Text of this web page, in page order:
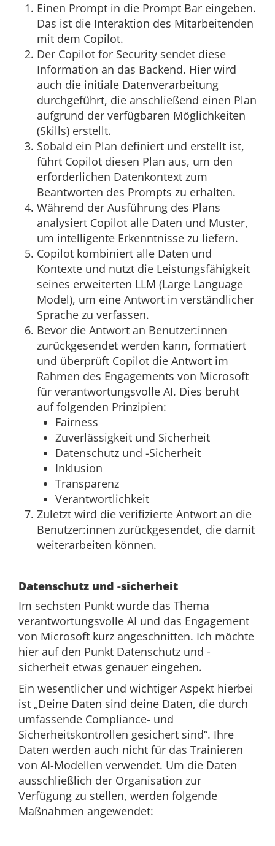
Einen Prompt in die Prompt Bar eingeben.
Das ist die Interaktion des Mitarbeitenden
mit dem Copilot.
Der Copilot for Security sendet diese
Information an das Backend. Hier wird
auch die initiale Datenverarbeitung
durchgeführt, die anschließend einen Plan
aufgrund der verfügbaren Möglichkeiten
(Skills) erstellt.
Sobald ein Plan definiert und erstellt ist,
führt Copilot diesen Plan aus, um den
erforderlichen Datenkontext zum
Beantworten des Prompts zu erhalten.
Während der Ausführung des Plans
analysiert Copilot alle Daten und Muster,
um intelligente Erkenntnisse zu liefern.
Copilot kombiniert alle Daten und
Kontexte und nutzt die Leistungsfähigkeit
seines erweiterten LLM (Large Language
Model), um eine Antwort in verständlicher
Sprache zu verfassen.
Bevor die Antwort an Benutzer:innen
zurückgesendet werden kann, formatiert
und überprüft Copilot die Antwort im
Rahmen des Engagements von Microsoft
für verantwortungsvolle AI. Dies beruht
auf folgenden Prinzipien:
Fairness
Zuverlässigkeit und Sicherheit
Datenschutz und -Sicherheit
Inklusion
Transparenz
Verantwortlichkeit
Zuletzt wird die verifizierte Antwort an die
Benutzer:innen zurückgesendet, die damit
weiterarbeiten können.
Datenschutz und -sicherheit
Im sechsten Punkt wurde das Thema
verantwortungsvolle AI und das Engagement
von Microsoft kurz angeschnitten. Ich möchte
hier auf den Punkt Datenschutz und -
sicherheit etwas genauer eingehen.
Ein wesentlicher und wichtiger Aspekt hierbei
ist „Deine Daten sind deine Daten, die durch
umfassende Compliance- und
Sicherheitskontrollen gesichert sind“. Ihre
Daten werden auch nicht für das Trainieren
von AI-Modellen verwendet. Um die Daten
ausschließlich der Organisation zur
Verfügung zu stellen, werden folgende
Maßnahmen angewendet: